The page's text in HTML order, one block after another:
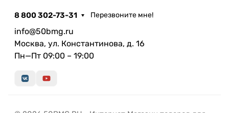
8 800 302-73-31 Перезвоните мне!
info@50bmg.ru
Москва, ул. Константинова, д. 16
Пн—Пт 09:00 – 19:00